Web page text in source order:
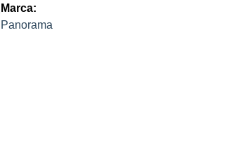
Marca:
Panorama